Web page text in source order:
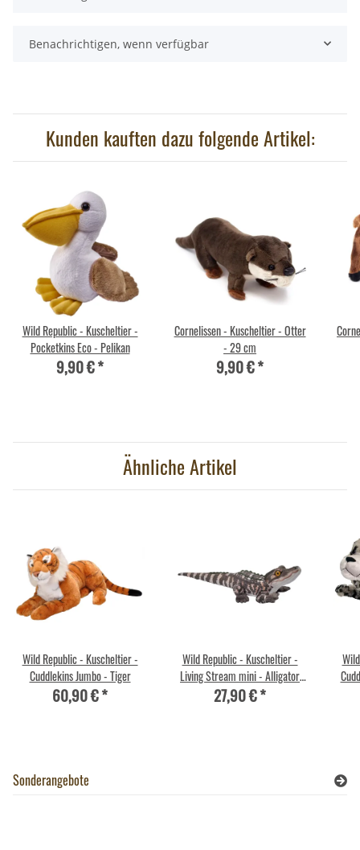
Benachrichtigen, wenn verfügbar
Kunden kauften dazu folgende Artikel:
Wild Republic - Kuscheltier -
Pocketkins Eco - Pelikan
9,90 €*
Cornelissen - Kuscheltier - Otter
- 29 cm
9,90 €*
Ähnliche Artikel
Wild Republic - Kuscheltier -
Cuddlekins Jumbo - Tiger
60,90 €*
Wild Republic - Kuscheltier -
Living Stream mini - Alligator
Baby
27,90 €*
Sonderangebote